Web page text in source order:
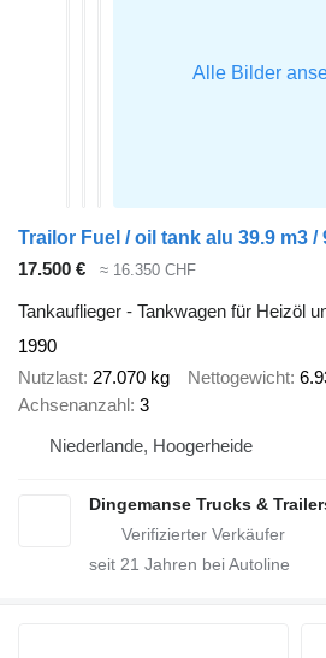
Trailor Fuel / oil tank alu 39.9 m3 /
17.500 €
≈ 16.350 CHF
Tankauflieger - Tankwagen für Heizöl
1990
Nutzlast 27.070 kg Nettogewicht
Achsenanzahl 3
Niederlande, Hoogerheide
Dingemanse Trucks &
seit 21 Jahren bei Autoline